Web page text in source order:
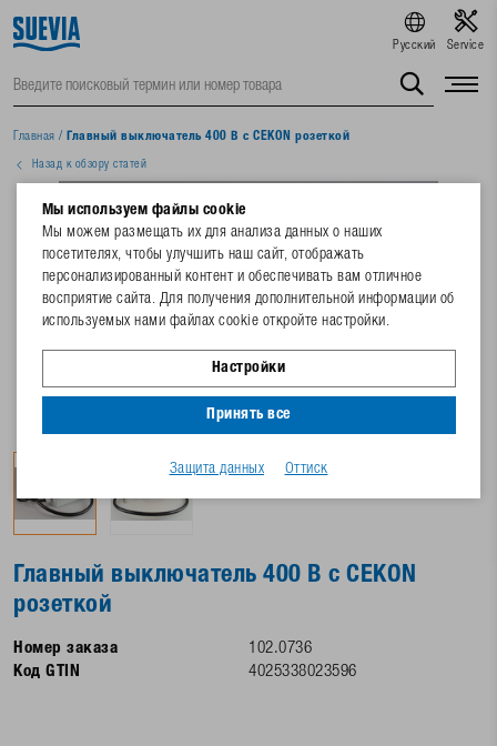
Русский Service
Главная / Главный выключатель 400 В с CEKON розеткой
Назад к обзору статей
Главный выключатель 400 В с CEKON
розеткой
Номер заказа
102.0736
Код GTIN
4025338023596
Мы используем файлы cookie
Мы можем размещать их для анализа данных о наших
посетителях, чтобы улучшить наш сайт, отображать
персонализированный контент и обеспечивать вам отличное
восприятие сайта. Для получения дополнительной информации об
используемых нами файлах cookie откройте настройки.
Настройки
Принять все
Защита данных Оттиск